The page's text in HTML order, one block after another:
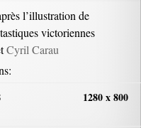
l’illustration de
victoriennes
Cyril Carau
1280 x 800